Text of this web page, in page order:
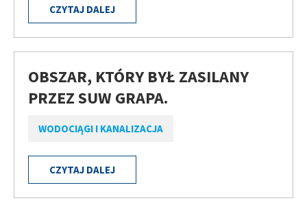
CZYTAJ DALEJ
OBSZAR, KTÓRY BYŁ ZASILANY
PRZEZ SUW GRAPA.
WODOCIĄGI I KANALIZACJA
CZYTAJ DALEJ